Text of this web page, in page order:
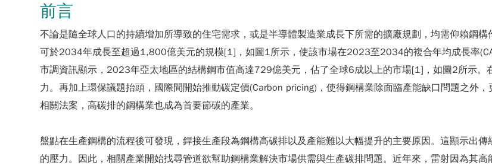
前言
不論是隨全球人口的持續增加所導致的住宅需求，或是半導體製造業成長下所需的擴廠規劃，均需仰賴鋼
可於2034年成長至超過1,800億美元的規模[1]，如圖1所示，使該市場在2023至2034的複合年均成長率
市調資訊顯示，2023年亞太地區的結構鋼市值高達729億美元，佔了全球6成以上的市場[1]，如圖2所示。
力。再加上環保議題抬頭，國際間開始推動碳定價(Carbon pricing)，使得鋼構業除面臨產能缺口問題之外
相關法案，高碳排的鋼構業也成為首要節碳的產業。
盤點在生產鋼構的流程後可發現，銲接生產段為鋼構高碳排以及產能難以大幅提升的主要原因。這顯示出
的壓力。因此，相關產業開始找尋管道欲幫助鋼構業解決市場供需與生產碳排問題。近年來，雷射因為其